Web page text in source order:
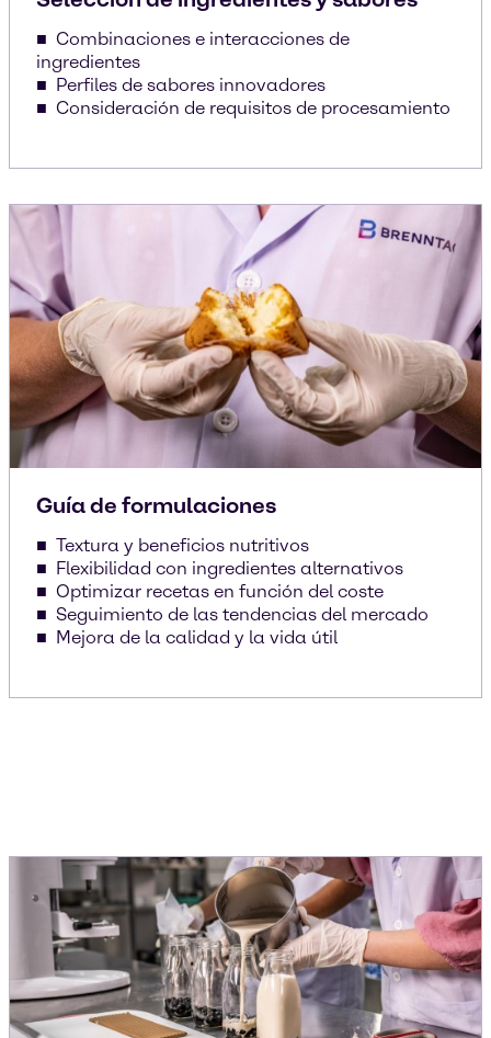
Combinaciones e interacciones de
ingredientes
Perfiles de sabores innovadores
Consideración de requisitos de procesamiento
Guía de formulaciones
Textura y beneficios nutritivos
Flexibilidad con ingredientes alternativos
Optimizar recetas en función del coste
Seguimiento de las tendencias del mercado
Mejora de la calidad y la vida útil